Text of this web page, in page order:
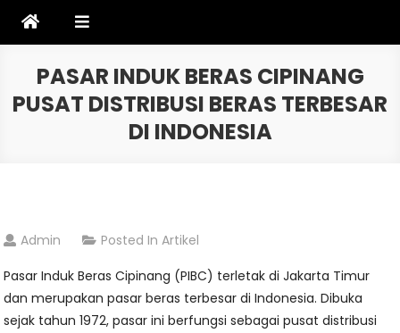
PASAR INDUK BERAS CIPINANG
PUSAT DISTRIBUSI BERAS TERBESAR
DI INDONESIA
Admin Posted InArtikel
Pasar Induk Beras Cipinang (PIBC) terletak di Jakarta Timur
dan merupakan pasar beras terbesar di Indonesia. Dibuka
sejak tahun 1972, pasar ini berfungsi sebagai pusat distribusi